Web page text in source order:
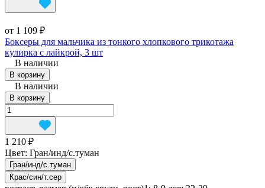
от 1 109 ₽
Боксеры для мальчика из тонкого хлопкового трикотажа
кулирка с лайкрой, 3 шт
В наличии
В корзину
В наличии
В корзину
1 210 ₽
Цвет: Гран/инд/с.туман
Гран/инд/с.туман
Крас/син/т.сер